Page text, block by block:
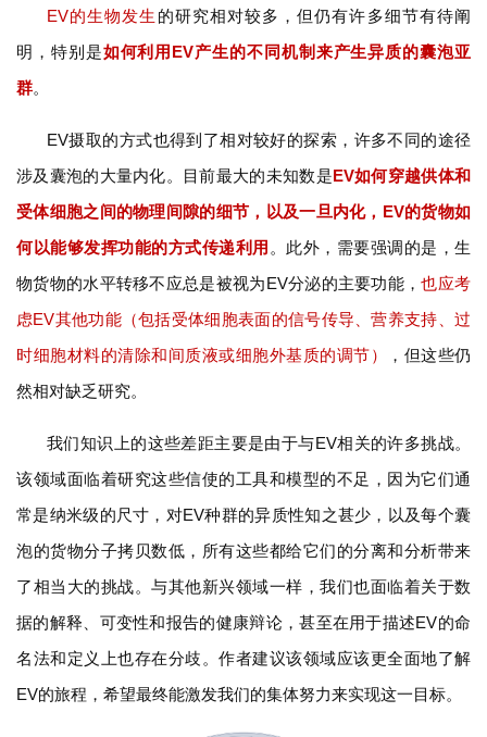
EV的生物发生 的研究相对较多，但仍有许多细节有待阐
明，特别是如何利用EV产生的不同机制来产生异质的囊泡亚
群。
EV摄取的方式也得到了相对较好的探索，许多不同的途径
涉及囊泡的大量内化。目前最大的未知数是EV如何穿越供体和
受体细胞之间的物理间隙的细节，以及一旦内化，EV的货物如
何以能够发挥功能的方式传递利用 。此外，需要强调的是，生
物货物的水平转移不应总是被视为EV分泌的主要功能，也应考
虑EV其他功能（包括受体细胞表面的信号传导、营养支持、过
时细胞材料的清除和间质液或细胞外基质的调节）
，但这些仍
然相对缺乏研究。
我们知识上的这些差距主要是由于与EV相关的许多挑战。
该领域面临着研究这些信使的工具和模型的不足，因为它们通
常是纳米级的尺寸，对EV种群的异质性知之甚少，以及每个囊
泡的货物分子拷贝数低，所有这些都给它们的分离和分析带来
了相当大的挑战。与其他新兴领域一样，我们也面临着关于数
据的解释、可变性和报告的健康辩论，甚至在用于描述EV的命
名法和定义上也存在分歧。作者建议该领域应该更全面地了解
EV的旅程，希望最终能激发我们的集体努力来实现这一目标。